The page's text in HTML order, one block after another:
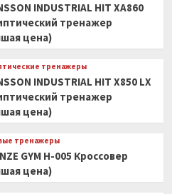
INDUSTRIAL HIT XA860
тренажер
цена)
тренажеры
INDUSTRIAL HIT X850 LX
тренажер
цена)
тренажеры
GYM H-005 Кроссовер
цена)